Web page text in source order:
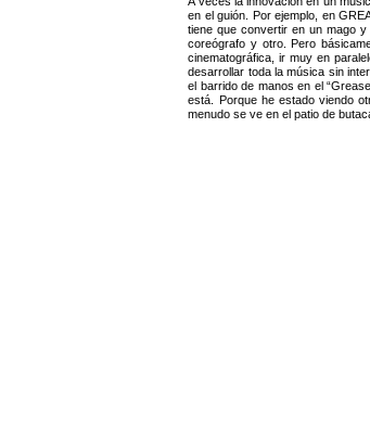
en el guión. Por ejemplo, en
tiene que convertir en un mago
coreógrafo y otro. Pero
cinematográfica, ir muy en
desarrollar toda la música sin
el barrido de manos en el
está. Porque he estado viendo
menudo se ve en el patio de